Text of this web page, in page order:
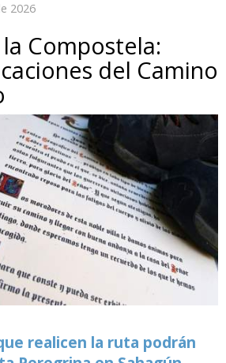
2026
Compostela:
del Camino
realicen la ruta podrán